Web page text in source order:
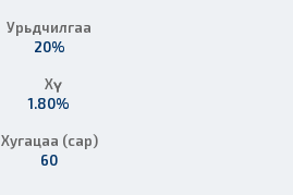
Урьдчилгаа
20%
Хүү
1.80%
Хугацаа (сар)
60